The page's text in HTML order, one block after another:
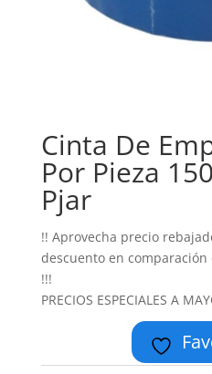
Cinta De
Por Pieza
Pjar
!! Aprovecha precio
descuento en
!!!
PRECIOS ESPECIALES A